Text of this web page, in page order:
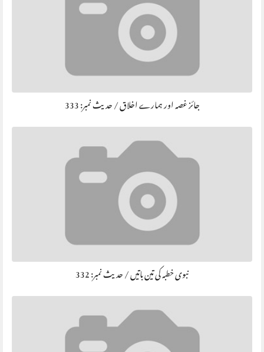
جائز غصہ اور ہمارے اخلاق / حديث نمبر: 333
نبوی خطبہ کی تین باتیں / حديث نمبر: 332